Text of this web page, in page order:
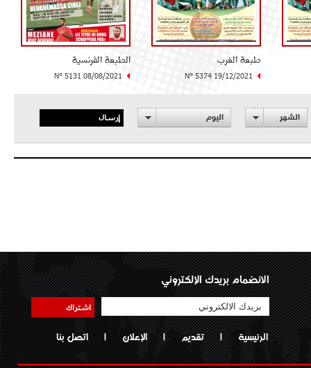
طبعة الغرب
N° 5374 19/12/2021
الطبعة الفرنسية
N° 5131 08/08/2021
الشهر اليوم إرسال
الانضمام بريدك الإلكتروني
اشتراك
الرئيسية | تقديم | الإعلان | اتصل بنا